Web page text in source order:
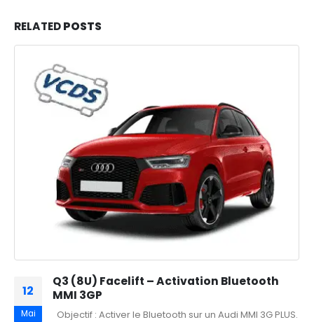
RELATEDPOSTS
12
Mai
Q3 (8U) Facelift – Activation Bluetooth
MMI 3GP
Objectif : Activer le Bluetooth sur un Audi MMI 3G PLUS.